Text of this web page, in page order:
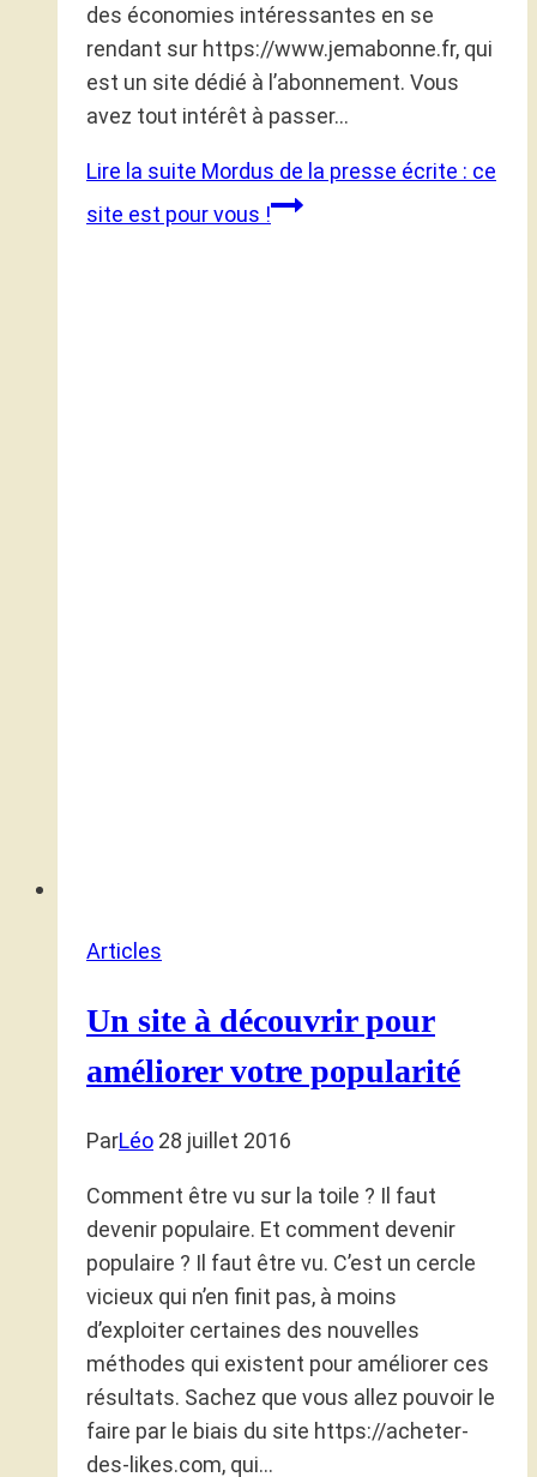
des économies intéressantes en se
rendant sur https://www.jemabonne.fr, qui
est un site dédié à l’abonnement. Vous
avez tout intérêt à passer…
Lire la suite Mordus de la presse écrite : ce
site est pour vous !
Articles
Un site à découvrir pour
améliorer votre popularité
ParLéo 28 juillet 2016
Comment être vu sur la toile ? Il faut
devenir populaire. Et comment devenir
populaire ? Il faut être vu. C’est un cercle
vicieux qui n’en finit pas, à moins
d’exploiter certaines des nouvelles
méthodes qui existent pour améliorer ces
résultats. Sachez que vous allez pouvoir le
faire par le biais du site https://acheter-
des-likes.com, qui…